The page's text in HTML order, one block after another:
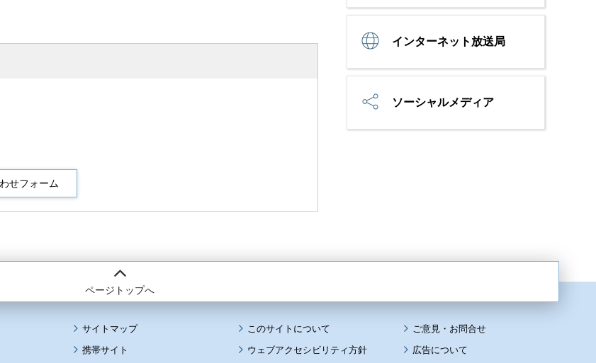
インターネット放送局
ソーシャルメディア
ページトップへ
サイトマップ
このサイトについて
携帯サイト
ウェブアクセシビリティ方針 広告について